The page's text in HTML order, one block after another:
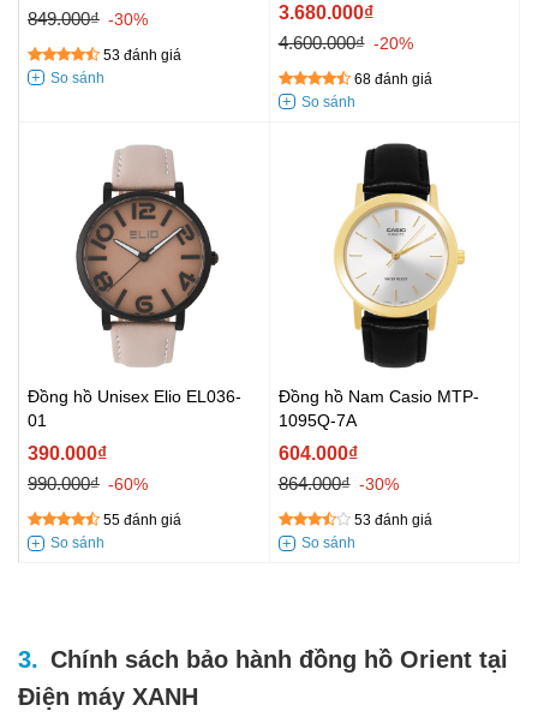
849.000₫ -30%
53 đánh giá
3.680.000₫
4.600.000₫ -20%
68 đánh giá
Đồng hồ Unisex Elio EL036-
01
390.000₫
990.000₫ -60%
55 đánh giá
Đồng hồ Nam Casio MTP-
1095Q-7A
604.000₫
864.000₫ -30%
53 đánh giá
Chính sách bảo hành đồng hồ Orient tại
Điện máy XANH